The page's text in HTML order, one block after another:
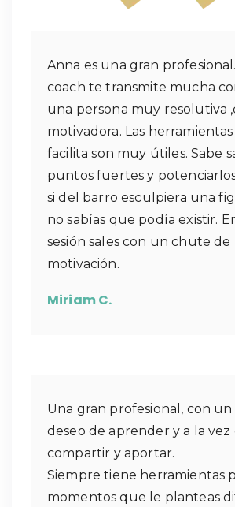
Anna es una gran
coach te transmite mucha
una persona muy resolutiva
motivadora. Las
facilita son muy útiles. Sabe
puntos fuertes y
si del barro esculpiera una
no sabías que podía existir.
sesión sales con un chute de
motivación.
Miriam C.
Una gran profesional, con
deseo de aprender y a la vez
compartir y aportar.
Siempre tiene herramientas
momentos que le planteas